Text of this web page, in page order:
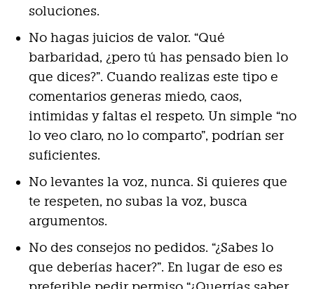
soluciones.
No hagas juicios de valor. “Qué
barbaridad, ¿pero tú has pensado bien lo
que dices?”. Cuando realizas este tipo e
comentarios generas miedo, caos,
intimidas y faltas el respeto. Un simple “no
lo veo claro, no lo comparto”, podrían ser
suficientes.
No levantes la voz, nunca. Si quieres que
te respeten, no subas la voz, busca
argumentos.
No des consejos no pedidos. “¿Sabes lo
que deberías hacer?”. En lugar de eso es